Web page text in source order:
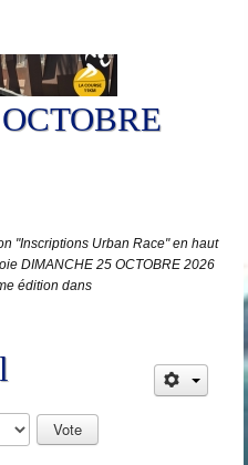
"Inscriptions Urban Race" en haut
DIMANCHE 25 OCTOBRE 2026
édition dans